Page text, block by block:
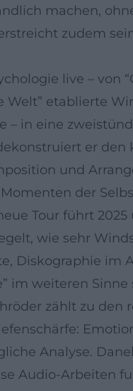
machen,
zudem
live – von
Welt” etablierte
– in eine
er
und
der
Tour führt
wie sehr
Diskographie
im weiteren
zählt zu
Analyse.
Audio-Arbeiten